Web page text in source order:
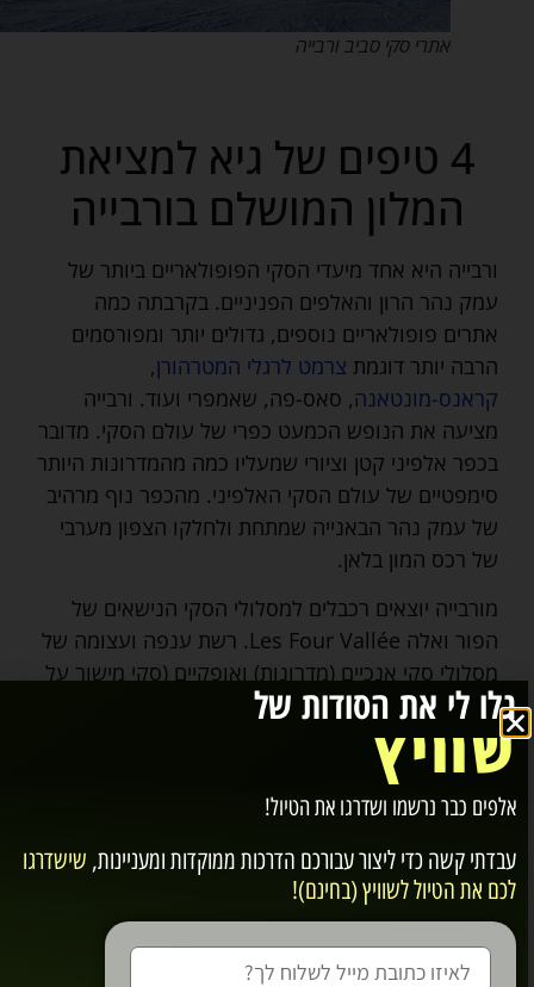
אתרי סקי סביב ורבייה
4 טיפים של גיא למציאת
המלון המושלם בורבייה
ורבייה היא אחד מיעדי הסקי הפופולאריים ביותר של
עמק נהר הרון והאלפים הפניניים. בקרבתה כמה
אתרים פופולאריים נוספים, גדולים יותר ומפורסמים
הרבה יותר דוגמתצרמט לרגלי המטרהורן,
קראנס-מונטאנה, סאס-פה, שאמפרי ועוד. ורבייה
מציעה את הנופש הכמעט כפרי של עולם הסקי. מדובר
בכפר אלפיני קטן וציורי שמעליו כמה מהמדרונות היותר
סימפטיים של עולם הסקי האלפיני. מהכפר נוף מרהיב
של עמק נהר הבאנייה שמתחת ולחלקו הצפון מערבי
של רכס המון בלאן.
מורבייה יוצאים רכבלים למסלולי הסקי הנישאים של
הפור ואלה Les Four Vallée. רשת ענפה ועצומה של
מסלולי סקי אנכיים (מדרונות) ואופקיים (סקי מישור על
סביב ההר אתרי טבע אלפיניים יוצאי דופן. ביניהם
קרחונים נגישים, אגמים קטנים והמון ירוק ולבן. במשך
הקיץ המרחב מלא במטיילים שיוצאים להייקינג ובחורף
מהמרחבים האלפיניים היותר סימפטיים ורגועים כאשר
העיירה מציעה נישת סקי ייחודית ברמה כמעט
אינטימית.
הטיפים של גיא
גלו לי את הסודות של
שוויץ
אלפים כבר נרשמו ושדרגו את הטיול!
עבדתי קשה כדי ליצור עבורכםהדרכות ממוקדות ומעניינות,שישדרגו
לכם את הטיול לשוויץ (בחינם)!